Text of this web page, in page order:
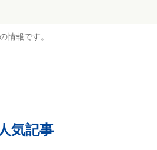
情報です。
人気記事